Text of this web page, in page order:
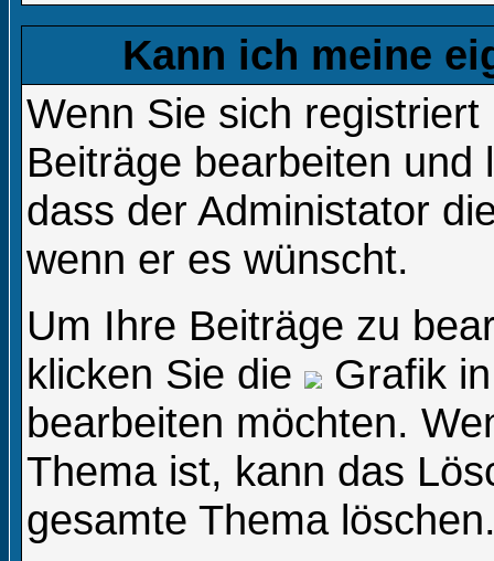
Kann ich meine
Wenn Sie sich
Beiträge bearbeiten und
dass der Administator
wenn er es wünscht.
Um Ihre Beiträge zu
klicken Sie die
Grafik
bearbeiten möchten.
Thema ist, kann das
gesamte Thema